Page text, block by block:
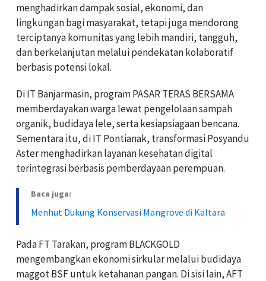
menghadirkan dampak sosial, ekonomi, dan
lingkungan bagi masyarakat, tetapi juga mendorong
terciptanya komunitas yang lebih mandiri, tangguh,
dan berkelanjutan melalui pendekatan kolaboratif
berbasis potensi lokal.
Di IT Banjarmasin, program PASAR TERAS BERSAMA
memberdayakan warga lewat pengelolaan sampah
organik, budidaya lele, serta kesiapsiagaan bencana.
Sementara itu, di IT Pontianak, transformasi Posyandu
Aster menghadirkan layanan kesehatan digital
terintegrasi berbasis pemberdayaan perempuan.
Baca juga:
Menhut Dukung Konservasi Mangrove di Kaltara
Pada FT Tarakan, program BLACKGOLD
mengembangkan ekonomi sirkular melalui budidaya
maggot BSF untuk ketahanan pangan. Di sisi lain, AFT